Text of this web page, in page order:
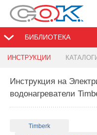
БИБЛИОТЕКА
ИНСТРУКЦИИ
Инструкция на
водонагреватели
Timberk